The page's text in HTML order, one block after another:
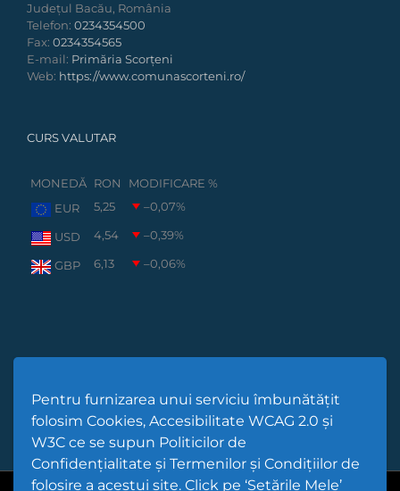
Pentru furnizarea unui serviciu îmbunătățit
folosim Cookies, Accesibilitate WCAG 2.0 și
W3C ce se supun Politicilor de
Confidențialitate și Termenilor și Condițiilor de
folosire a acestui site. Click pe ‘Setările Mele’
Județul Bacău, România
Telefon: 0234354500
Fax: 0234354565
E-mail: Primăria Scorțeni
Web: https://www.comunascorteni.ro/
CURS VALUTAR
MONEDĂ RON
MODIFICARE %
EUR
5,25 –0,07%
USD 4,54 –0,39%
GBP 6,13 –0,06%